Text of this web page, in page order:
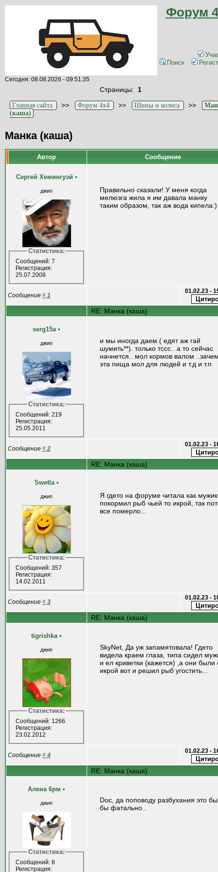
Форум
Поиск
Сегодня: 08.08.2026 - 09:51:35
Страницы: 1
Главная сайта >> Форум 4x4 >> Шины и колеса >>
(каша)
Манка (каша)
Автор Сообщение
Сергей Хемингуэй •
джип
Статистика:
Сообщений: 7
Регистрация:
25.07.2008
Правильно сказали! У меня когда
мелюзга жила я им давала манку
таким образом, так аж вода кипела:)
Сообщение # 1
01.02.23 -
RE: Манка (каша)
serg15a •
джип
Статистика:
Сообщений: 219
Регистрация:
25.05.2011
и мы иногда даем.( едят аж гай
шумить**). только тссс.. а то сейчас
начнется.. мол кормов валом
эта пища мол для людей и т.д и т.п
Сообщение # 2
01.02.23 -
RE: Манка (каша)
Swetla •
джип
Статистика:
Сообщений: 357
Регистрация:
14.02.2011
Я гдето на форуме читала как мужик
покормил рыб чьей то икрой, так
все померло...
Сообщение # 3
01.02.23 -
RE: Манка (каша)
tigrishka •
джип
Статистика:
Сообщений: 1266
Регистрация:
23.02.2012
SkyNet, Да уж запамятовала! Гдето
видела краем глаза, типа сидел
и ел криветки (кажется) ,а они были
икрой вот и решил рыб угостить...
Сообщение # 4
01.02.23 -
RE: Манка (каша)
Алена 6рм •
джип
Статистика:
Сообщений: 8
Регистрация:
Doc, да поповоду разбухания это
бы фатально..